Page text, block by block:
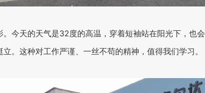
今天的天气是32度的高温，穿着短袖站在阳光下，也
。这种对工作严谨、一丝不苟的精神，值得我们学习。